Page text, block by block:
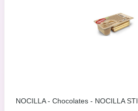
NOCILLA - Chocolates - NOCILLA